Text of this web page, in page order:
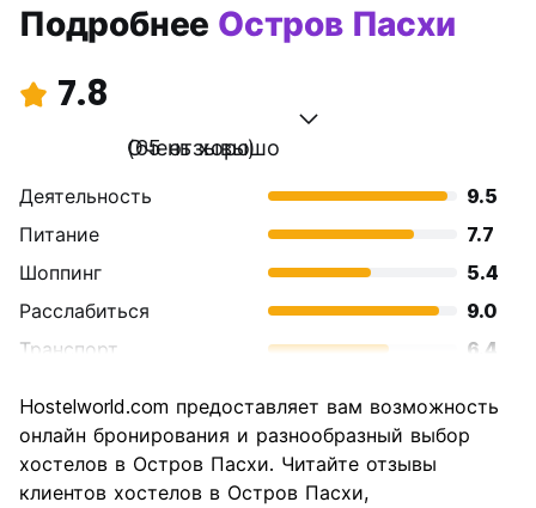
Подробнее Остров Пасхи
7.8
Очень хорошо
(65 отзывы)
Деятельность
9.5
Питание
7.7
Шоппинг
5.4
Расслабиться
9.0
Транспорт
6.4
достопримечательностей
9.5
Культура
Ночная жизнь
Hostelworld.com предоставляет вам возможность
онлайн бронирования и разнообразный выбор
хостелов в Остров Пасхи. Читайте отзывы
клиентов хостелов в Остров Пасхи,